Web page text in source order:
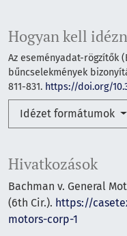
Hogyan kell
Az eseményadat-rögzítők
bűncselekmények
811-831. https://doi.org/
Idézet formátumok
Hivatkozások
Bachman v. General
(6th Cir.). https://
motors-corp-1